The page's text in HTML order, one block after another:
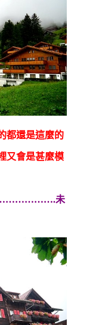
都還是這麼的
又會是甚麼模
未